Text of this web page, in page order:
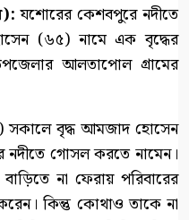
যশোরের কেশবপুরে নদীতে
(৬৫) নামে এক বৃদ্ধের
আলতাপোল গ্রামের
সকালে বৃদ্ধ আমজাদ হোসেন
নদীতে গোসল করতে নামেন।
না ফেরায় পরিবারের
কিন্তু কোথাও তাকে না